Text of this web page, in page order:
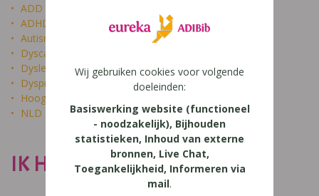
ADD
ADHD
Autisme
Dyscalculie
Dyslexie
Dyspraxie
Hoogbegaafdheid
NLD
IK HEET NIET DOM
Wij gebruiken cookies voor volgende
doeleinden:
Basiswerking website (functioneel
- noodzakelijk), Bijhouden
statistieken, Inhoud van externe
bronnen, Live Chat,
Toegankelijkheid, Informeren via
mail.